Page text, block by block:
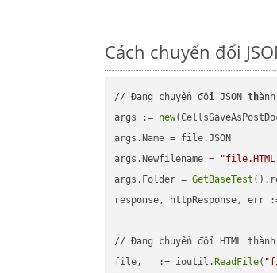
Cách chuyển đổi
// Đang chuyển đổi JSON thành
args := new
args.Name = file.JSON
args.Newfilename =
args.Folder = GetBaseTest
response, httpResponse, err
// Đang chuyển đổi HTML thành
file, _ := ioutil. ReadFile(